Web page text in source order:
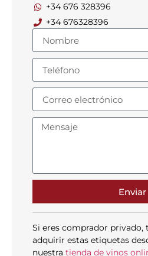
+34 676 328396
+34 676328396
Enviar
Si eres comprador privado,
adquirir estas etiquetas
nuestra tienda de vinos